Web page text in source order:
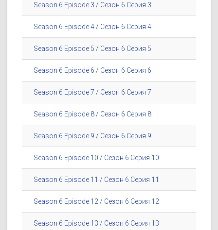
Season 6 Episode 3 / Сезон 6 Серия 3
Season 6 Episode 4 / Сезон 6 Серия 4
Season 6 Episode 5 / Сезон 6 Серия 5
Season 6 Episode 6 / Сезон 6 Серия 6
Season 6 Episode 7 / Сезон 6 Серия 7
Season 6 Episode 8 / Сезон 6 Серия 8
Season 6 Episode 9 / Сезон 6 Серия 9
Season 6 Episode 10 / Сезон 6 Серия 10
Season 6 Episode 11 / Сезон 6 Серия 11
Season 6 Episode 12 / Сезон 6 Серия 12
Season 6 Episode 13 / Сезон 6 Серия 13